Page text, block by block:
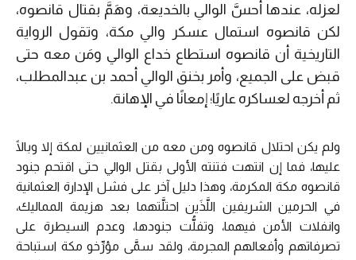
لعزله، عندها أحسَّ الوالي بالخديعة، وهَمَّ بقتال قانصوه،
لكن قانصوه استمال عسكر والي مكة، وتقول الرواية
التاريخية أن قانصوه استطاع خداع الوالي ومَن معه حتى
قبض على الجميع، وأمر بخنق الوالي أحمد بن عبدالمطلب،
ثم أخرجه لعساكره عاريًا؛ إمعانًا في الإهانة.
ولم يكن احتلال قانصوه ومن معه من العثمانيين لمكة إلا وبالًا
عليها، فما إن انتهت فتنته الأولى بقتل الوالي حتى اقتحم جنود
قانصوه مكة المكرمة، وهذا دليل آخر على فشل الإدارة العثمانية
في الحرمين الشريفين اللَّذَين احتلَّتهما بعد هزيمة المماليك،
وانفلات الأمن فيهما، وتفلُّت جنودها، وعدم السيطرة على
تصرفاتهم وأفعالهم المجرمة، ولقد سمَّى مؤرِّخو مكة استباحة